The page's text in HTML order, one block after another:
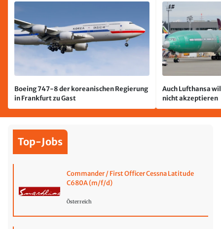
Boeing 747-8 der koreanischen Regierung
in Frankfurt zu Gast
Auch Lufthansa
nicht akzeptieren
Top-Jobs
Commander / First Officer Cessna Latitude
C680A (m/f/d)
Österreich